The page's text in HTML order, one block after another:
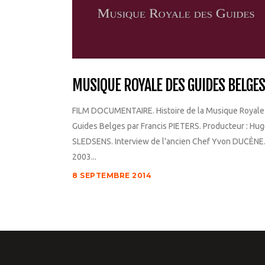
MUSIQUE ROYALE DES GUIDES BELGES
FILM DOCUMENTAIRE. Histoire de la Musique
Guides Belges par Francis PIETERS. Producteur :
SLEDSENS. Interview de l'ancien Chef Yvon DUCÈNE.
2003...
8 SEPTEMBRE 2014